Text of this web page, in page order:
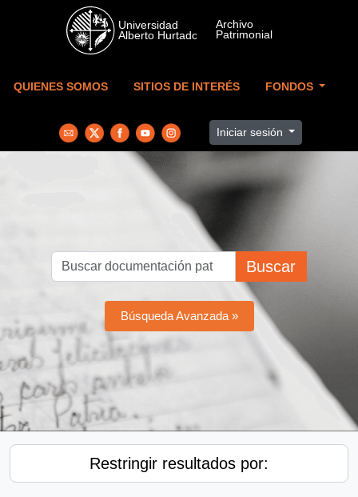
Skip to main content
QUIENES SOMOS SITIOS DE INTERÉS FONDOS
Iniciar sesión
Buscar
Búsqueda Avanzada »
Restringir resultados por: